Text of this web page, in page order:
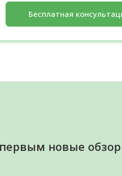
Бесплатная
новые